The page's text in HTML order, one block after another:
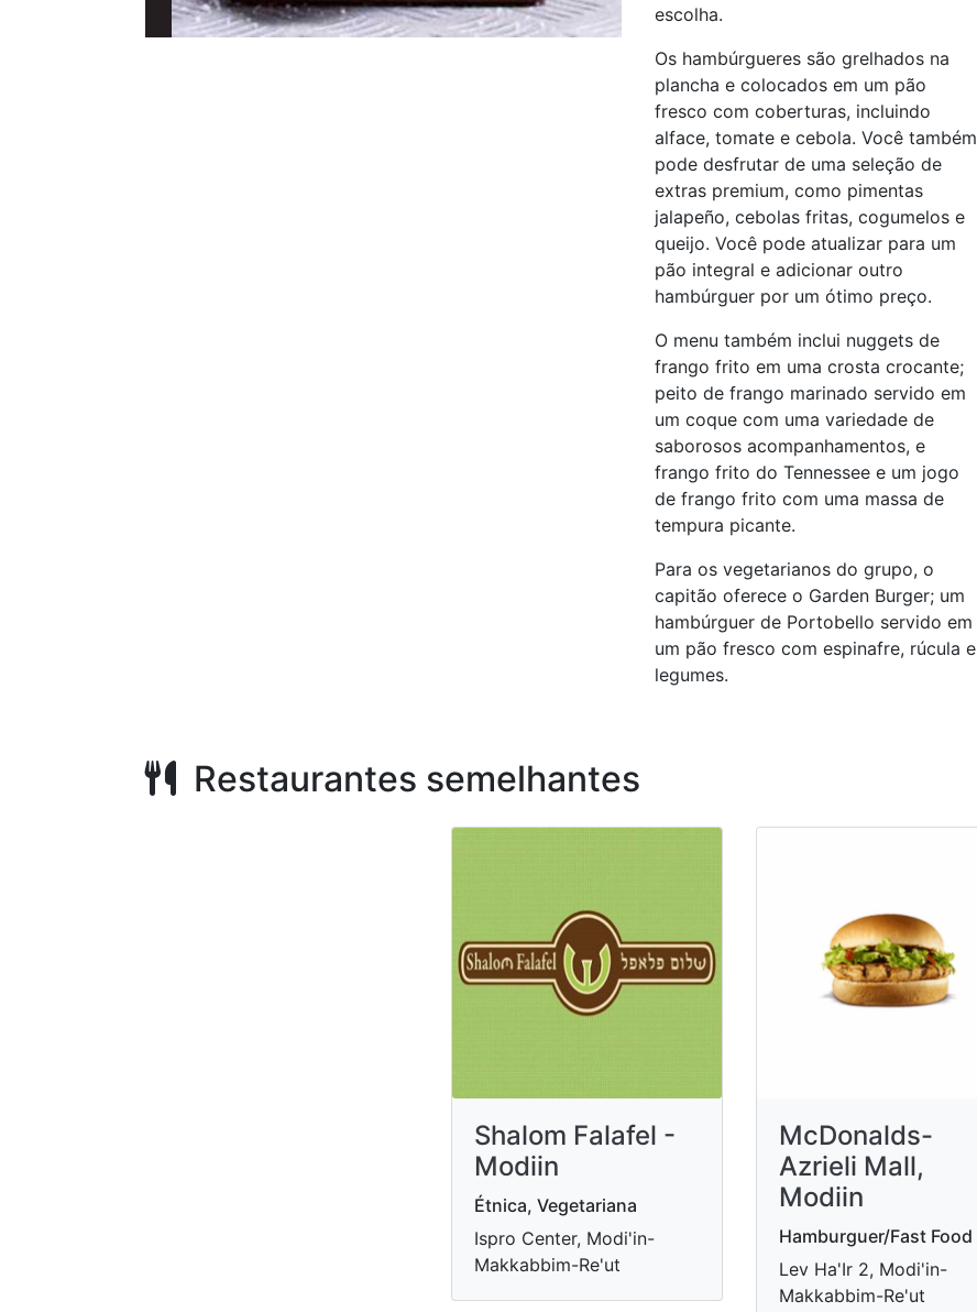
escolha.
Os hambúrgueres são grelhados na
plancha e colocados em um pão
fresco com coberturas, incluindo
alface, tomate e cebola. Você também
pode desfrutar de uma seleção de
extras premium, como pimentas
jalapeño, cebolas fritas, cogumelos e
queijo. Você pode atualizar para um
pão integral e adicionar outro
hambúrguer por um ótimo preço.
O menu também inclui nuggets de
frango frito em uma crosta crocante;
peito de frango marinado servido em
um coque com uma variedade de
saborosos acompanhamentos, e
frango frito do Tennessee e um jogo
de frango frito com uma massa de
tempura picante.
Para os vegetarianos do grupo, o
capitão oferece o Garden Burger; um
hambúrguer de Portobello servido em
um pão fresco com espinafre, rúcula e
legumes.
Restaurantes semelhantes
Shalom Falafel -
Modiin
Étnica, Vegetariana
Ispro Center, Modi'in-
Makkabbim-Re'ut
McDonalds-
Azrieli Mall,
Modiin
Hamburguer/Fast Food
Lev Ha'Ir 2, Modi'in-
Makkabbim-Re'ut